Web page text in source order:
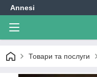
Annesi
Товари та послуги